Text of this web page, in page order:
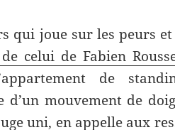
qui joue sur les peurs
celui de Fabien
de
d’un mouvement de
uni, en appelle aux